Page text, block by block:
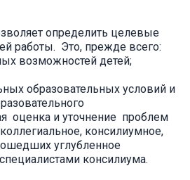
определить целевые
работы. Это, прежде всего:
возможностей детей;
образовательных условий и
оценка и уточнение проблем
консилиумное,
углубленное
консилиума.